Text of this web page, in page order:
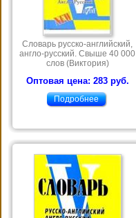
Словарь русско-английский,
англо-русский. Свыше 40 000
слов (Виктория)
Оптовая цена: 283 руб.
Подробнее